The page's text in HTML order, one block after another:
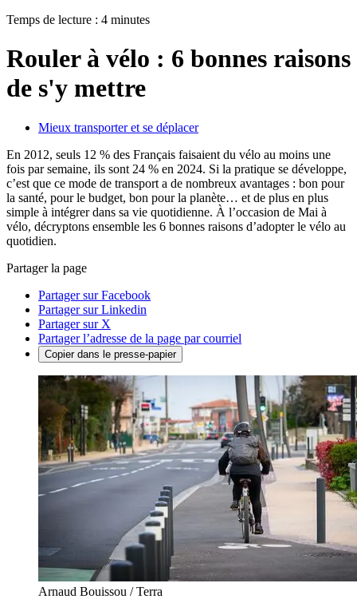
Temps de lecture : 4 minutes
Rouler à vélo : 6 bonnes raisons
de s'y mettre
Mieux transporter et se déplacer
En 2012, seuls 12 % des Français faisaient du vélo au moins une
fois par semaine, ils sont 24 % en 2024. Si la pratique se développe,
c’est que ce mode de transport a de nombreux avantages : bon pour
la santé, pour le budget, bon pour la planète… et de plus en plus
simple à intégrer dans sa vie quotidienne. À l’occasion de Mai à
vélo, décryptons ensemble les 6 bonnes raisons d’adopter le vélo au
quotidien.
Partager la page
Partager sur Facebook
Partager sur Linkedin
Partager sur X
Partager l’adresse de la page par courriel
Copier dans le presse-papier
Arnaud Bouissou / Terra